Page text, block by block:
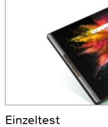
Einzeltest